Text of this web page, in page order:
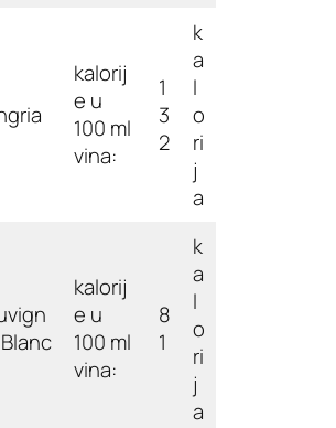
kalorij
e u
100 ml
vina:
1
3
2
k
a
l
o
ri
j
a
kalorij
e u
100 ml
vina:
8
1
k
a
l
o
ri
j
a